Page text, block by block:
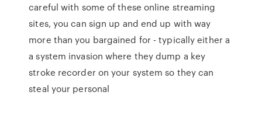
careful with some of these online streaming
sites, you can sign up and end up with way
more than you bargained for - typically either a
a system invasion where they dump a key
stroke recorder on your system so they can
steal your personal